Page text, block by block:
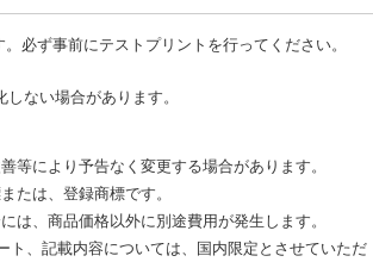
必ず事前にテストプリントを行ってください。
ない場合があります。
等により予告なく変更する場合があります。
たは、登録商標です。
は、商品価格以外に別途費用が発生します。
、記載内容については、国内限定とさせていただ